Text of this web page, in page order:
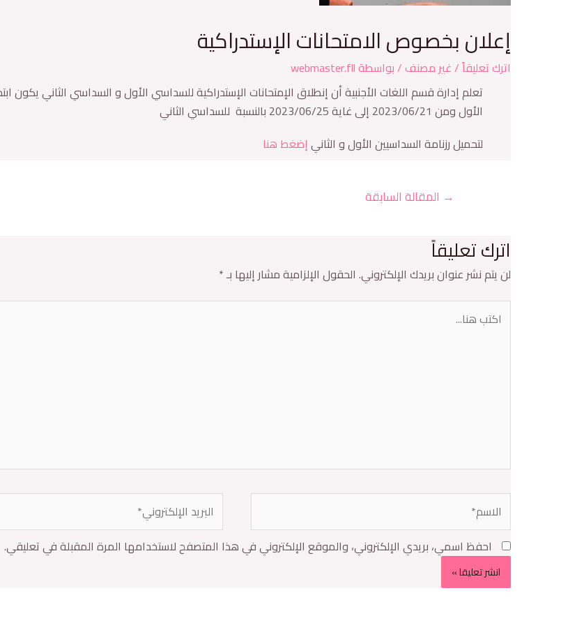
إعلان بخصوص الامتحانات الإستدراكية
اترك تعليقاً/غير مصنف/ بواسطةwebmaster.fll
الأول ومن 2023/06/21 إلى غاية 2023/06/25 بالنسبة للسداسي الثاني
لتحميل رزنامة السداسيين الأول و الثانيإضغط هنا
→ المقالة السابقة
اترك تعليقاً
لن يتم نشر عنوان بريدك الإلكتروني. الحقول الإلزامية مشار إليها بـ*
احفظ اسمي، بريدي الإلكتروني، والموقع الإلكتروني في هذا المتصفح لاستخدامها المرة المقبلة في تعليقي.